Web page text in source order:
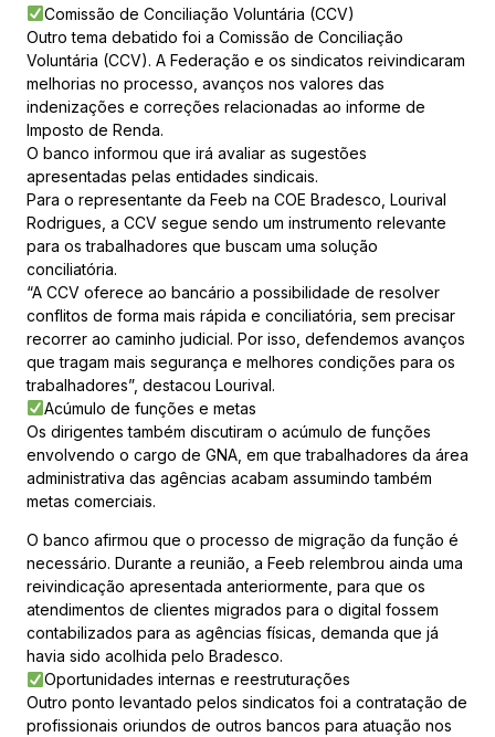
Comissão de Conciliação Voluntária (CCV)
Outro tema debatido foi a Comissão de Conciliação
Voluntária (CCV). A Federação e os sindicatos reivindicaram
melhorias no processo, avanços nos valores das
indenizações e correções relacionadas ao informe de
Imposto de Renda.
O banco informou que irá avaliar as sugestões
apresentadas pelas entidades sindicais.
Para o representante da Feeb na COE Bradesco, Lourival
Rodrigues, a CCV segue sendo um instrumento relevante
para os trabalhadores que buscam uma solução
conciliatória.
“A CCV oferece ao bancário a possibilidade de resolver
conflitos de forma mais rápida e conciliatória, sem precisar
recorrer ao caminho judicial. Por isso, defendemos avanços
que tragam mais segurança e melhores condições para os
trabalhadores”, destacou Lourival.
Acúmulo de funções e metas
Os dirigentes também discutiram o acúmulo de funções
envolvendo o cargo de GNA, em que trabalhadores da área
administrativa das agências acabam assumindo também
metas comerciais.
O banco afirmou que o processo de migração da função é
necessário. Durante a reunião, a Feeb relembrou ainda uma
reivindicação apresentada anteriormente, para que os
atendimentos de clientes migrados para o digital fossem
contabilizados para as agências físicas, demanda que já
havia sido acolhida pelo Bradesco.
Oportunidades internas e reestruturações
Outro ponto levantado pelos sindicatos foi a contratação de
profissionais oriundos de outros bancos para atuação nos